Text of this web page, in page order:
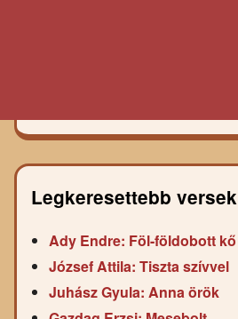
Legkeresettebb versek
Ady Endre: Föl-földobott kő
József Attila: Tiszta szívvel
Juhász Gyula: Anna örök